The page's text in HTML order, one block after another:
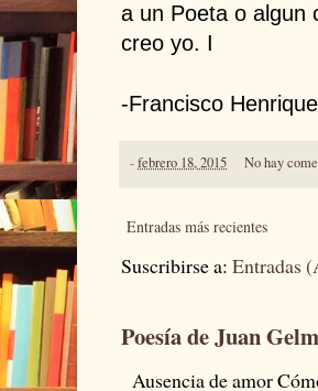
a un Poeta o algun
creo yo. I
-Francisco
-febrero 18, 2015 No hay
Entradas más recientes
Suscribirse a: Entradas
Poesía de Juan
Ausencia de amor